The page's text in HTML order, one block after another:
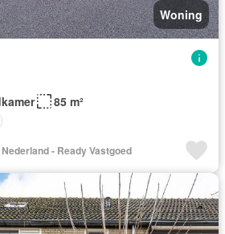
Woning
85 m²
- Ready Vastgoed